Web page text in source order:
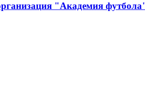
"Академия